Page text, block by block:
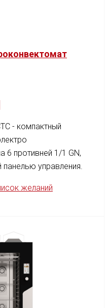
- компактный
6 противней 1/1 GN,
управления.
желаний